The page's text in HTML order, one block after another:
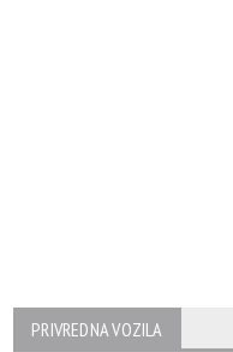
PRIVREDNA VOZILA